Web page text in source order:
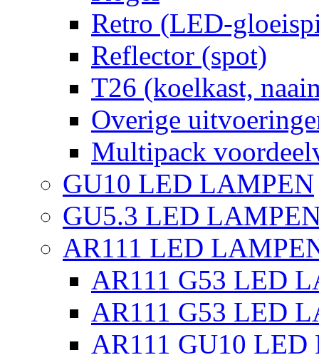
Retro (LED-
Reflector (spot)
T26 (koelkast,
Overige
Multipack
GU10 LED LAMPEN
GU5.3 LED
AR111 LED
AR111 G53 LED
AR111 G53 LED
AR111 GU10